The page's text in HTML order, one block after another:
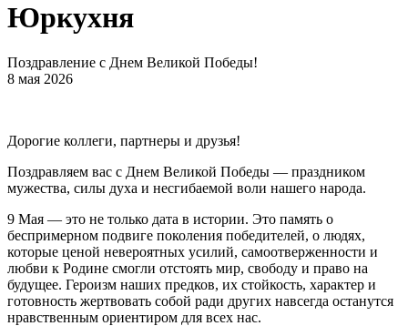
Юркухня
Поздравление с Днем Великой Победы!
8 мая 2026
Дорогие коллеги, партнеры и друзья!
Поздравляем вас с Днем Великой Победы — праздником
мужества, силы духа и несгибаемой воли нашего народа.
9 Мая — это не только дата в истории. Это память о
беспримерном подвиге поколения победителей, о людях,
которые ценой невероятных усилий, самоотверженности и
любви к Родине смогли отстоять мир, свободу и право на
будущее. Героизм наших предков, их стойкость, характер и
готовность жертвовать собой ради других навсегда останутся
нравственным ориентиром для всех нас.